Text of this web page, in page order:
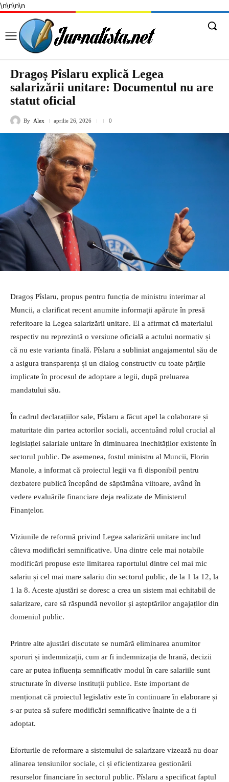
\n\n\n\n
Dragoș Pîslaru explică Legea
salarizării unitare: Documentul nu are
statut oficial
By Alex aprilie 26, 2026 0
Dragoș Pîslaru, propus pentru funcția de ministru interimar al
Muncii, a clarificat recent anumite informații apărute în presă
referitoare la Legea salarizării unitare. El a afirmat că materialul
respectiv nu reprezintă o versiune oficială a actului normativ și
că nu este varianta finală. Pîslaru a subliniat angajamentul său de
a asigura transparența și un dialog constructiv cu toate părțile
implicate în procesul de adoptare a legii, după preluarea
mandatului său.
În cadrul declarațiilor sale, Pîslaru a făcut apel la colaborare și
maturitate din partea actorilor sociali, accentuând rolul crucial al
legislației salariale unitare în diminuarea inechităților existente în
sectorul public. De asemenea, fostul ministru al Muncii, Florin
Manole, a informat că proiectul legii va fi disponibil pentru
dezbatere publică începând de săptămâna viitoare, având în
vedere evaluările financiare deja realizate de Ministerul
Finanțelor.
Viziunile de reformă privind Legea salarizării unitare includ
câteva modificări semnificative. Una dintre cele mai notabile
modificări propuse este limitarea raportului dintre cel mai mic
salariu și cel mai mare salariu din sectorul public, de la 1 la 12, la
1 la 8. Aceste ajustări se doresc a crea un sistem mai echitabil de
salarizare, care să răspundă nevoilor și așteptărilor angajaților din
domeniul public.
Printre alte ajustări discutate se numără eliminarea anumitor
sporuri și indemnizații, cum ar fi indemnizația de hrană, decizii
care ar putea influența semnificativ modul în care salariile sunt
structurate în diverse instituții publice. Este important de
menționat că proiectul legislativ este în continuare în elaborare și
s-ar putea să sufere modificări semnificative înainte de a fi
adoptat.
Eforturile de reformare a sistemului de salarizare vizează nu doar
alinarea tensiunilor sociale, ci și eficientizarea gestionării
resurselor financiare în sectorul public. Pîslaru a specificat faptul